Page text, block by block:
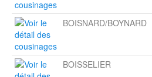
BOISNARD/BOYNARD
BOISSELIER